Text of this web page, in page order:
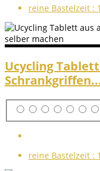
reine Bastelzeit :
Ucycling
reine Bastelzeit :